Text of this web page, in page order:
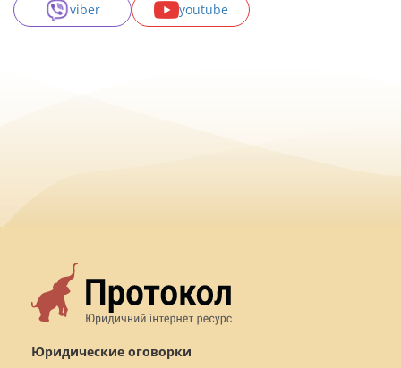
viber
youtube
Юридические оговорки